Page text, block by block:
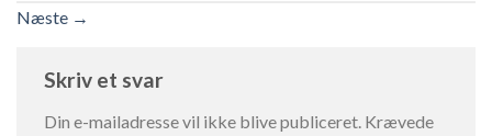
Næste →
Skriv et svar
Din e-mailadresse vil ikke blive publiceret. Krævede